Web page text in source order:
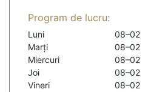
Program de lucru:
Luni
08–02
Marți
08–02
Miercuri
08–02
Joi
08–02
Vineri
08–02